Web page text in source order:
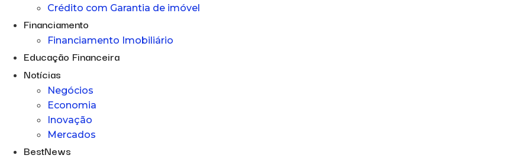
Crédito com Garantia de imóvel
Financiamento
Financiamento Imobiliário
Educação Financeira
Notícias
Negócios
Economia
Inovação
Mercados
BestNews